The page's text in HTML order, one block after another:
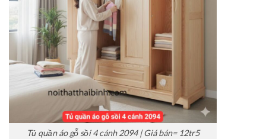
Tủ quần áo gỗ sồi 4 cánh 2094 | Giá bán= 12tr5